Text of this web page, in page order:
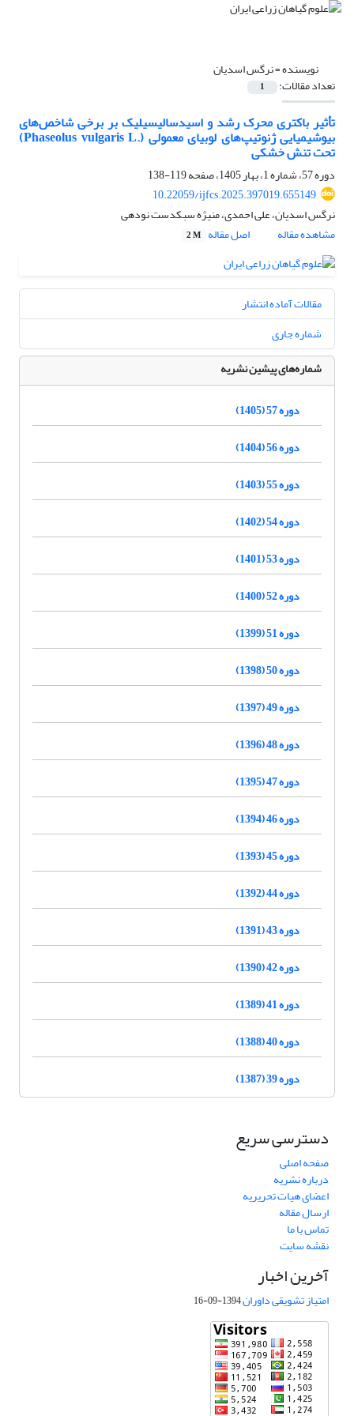
نویسنده =نرگس اسدیان
تعداد مقالات: 1
تأثیر باکتری‌ محرک رشد و اسیدسالیسیلیک بر برخی شاخص‌های
بیوشیمیایی ژنوتیپ‌های لوبیای معمولی (.Phaseolus vulgaris L)
تحت تنش خشکی
دوره 57، شماره 1، بهار 1405، صفحه
119-138
10.22059/ijfcs.2025.397019.655149
نرگس اسدیان، علی احمدی، منیژه سبکدست نودهی
مشاهده مقاله
اصل مقاله 2 M
مقالات آماده انتشار
شماره جاری
شماره‌های پیشین نشریه
دوره 57 (1405)
دوره 56 (1404)
دوره 55 (1403)
دوره 54 (1402)
دوره 53 (1401)
دوره 52 (1400)
دوره 51 (1399)
دوره 50 (1398)
دوره 49 (1397)
دوره 48 (1396)
دوره 47 (1395)
دوره 46 (1394)
دوره 45 (1393)
دوره 44 (1392)
دوره 43 (1391)
دوره 42 (1390)
دوره 41 (1389)
دوره 40 (1388)
دوره 39 (1387)
دسترسی سریع
صفحه اصلی
درباره نشریه
اعضای هیات تحریریه
ارسال مقاله
تماس با ما
نقشه سایت
آخرین اخبار
امتیاز تشویقی داوران1394-09-16